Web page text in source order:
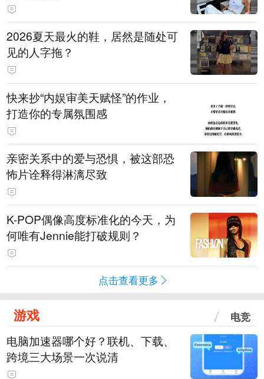
2026夏天最火的鞋，居然是随处可
见的人字拖？
快来抄“内娱审美天赋怪”的作业，
打造你的专属氛围感
亲密关系中的爱与恐惧，被这部恐
怖片诠释得淋漓尽致
K-POP偶像高度标准化的今天，为
何唯有Jennie能打破规则？
点击查看更多
游戏 电竞
电脑加速器哪个好？联机、下载、
跨境三大场景一次说清